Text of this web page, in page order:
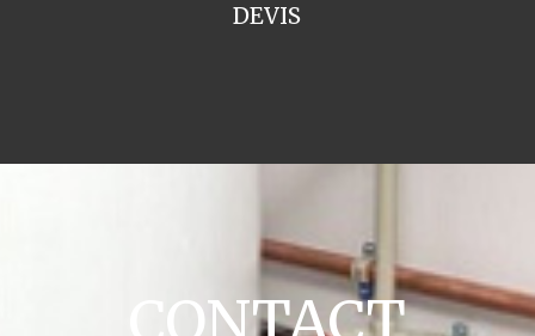
DEVIS
CONTACT